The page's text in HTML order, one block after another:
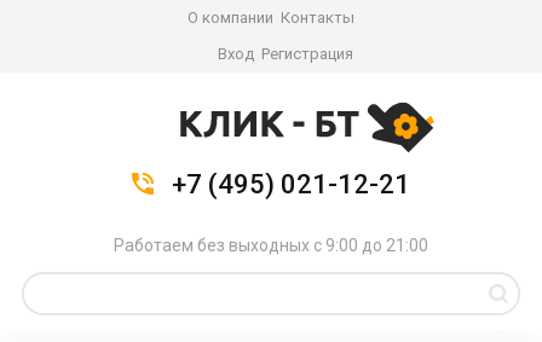
О компании Контакты
Вход Регистрация
+7 (495) 021-12-21
Работаем без выходных с 9:00 до 21:00